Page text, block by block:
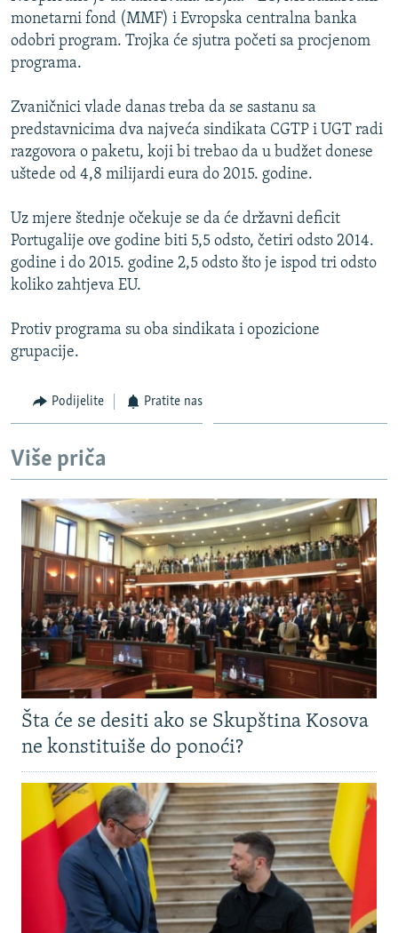
POST SCRIPTUM
MOJA EVROPA
SVE KARTE DEJTONA
NASTANAK I RASPAD JUGOSLAVIJE
monetarni fond (MMF) i Evropska centralna banka
odobri program. Trojka će sjutra početi sa procjenom
programa.
Zvaničnici vlade danas treba da se sastanu sa
predstavnicima dva najveća sindikata CGTP i UGT radi
razgovora o paketu, koji bi trebao da u budžet donese
uštede od 4,8 milijardi eura do 2015. godine.
Uz mjere štednje očekuje se da će državni deficit
Portugalije ove godine biti 5,5 odsto, četiri odsto 2014.
godine i do 2015. godine 2,5 odsto što je ispod tri odsto
koliko zahtjeva EU.
Protiv programa su oba sindikata i opozicione
grupacije.
Podijelite Pratite nas
Više priča
Šta će se desiti ako se Skupština Kosova
ne konstituiše do ponoći?